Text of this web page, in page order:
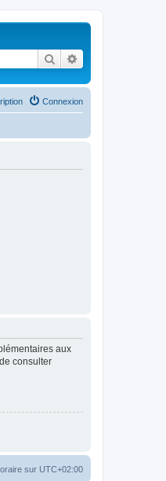
Rechercher
Connexion
aux
consulter
sur UTC+02:00